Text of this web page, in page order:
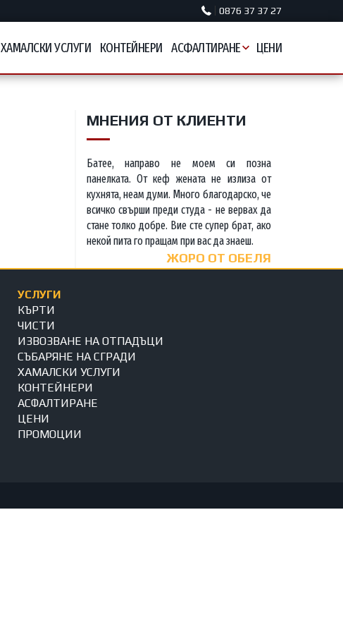
0876 37 37 27
ХАМАЛСКИ УСЛУГИ КОНТЕЙНЕРИ АСФАЛТИРАНЕ ЦЕНИ
МНЕНИЯ ОТ КЛИЕНТИ
Батее, направо не моем си позна
панелката. От кеф жената не излиза от
кухнята, неам думи. Много благодарско, че
всичко свърши преди студа - не вервах да
стане толко добре. Вие сте супер брат, ако
некой пита го пращам при вас да знаеш.
ЖОРО ОТ ОБЕЛЯ
УСЛУГИ
КЪРТИ
ЧИСТИ
ИЗВОЗВАНЕ НА ОТПАДЪЦИ
СЪБАРЯНЕ НА СГРАДИ
ХАМАЛСКИ УСЛУГИ
КОНТЕЙНЕРИ
АСФАЛТИРАНЕ
ЦЕНИ
ПРОМОЦИИ